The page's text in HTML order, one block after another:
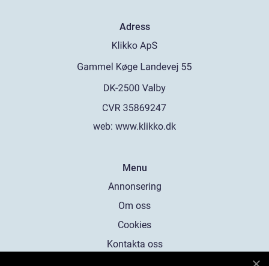
Adress
web: www.klikko.dk
Menu
Annonsering
Om oss
Cookies
Kontakta oss